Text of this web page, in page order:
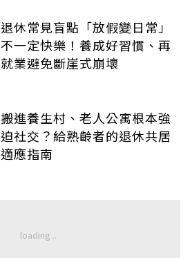
退休常見盲點「放假變日常」
不一定快樂！養成好習慣、再
就業避免斷崖式崩壞
搬進養生村、老人公寓根本強
迫社交？給熟齡者的退休共居
適應指南